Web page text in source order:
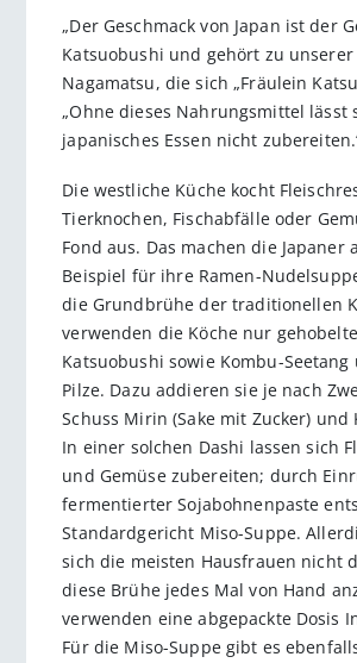
„Der Geschmack von Japan ist der
Katsuobushi und gehört zu unserer
Nagamatsu, die sich „Fräulein
„Ohne dieses Nahrungsmittel lässt
japanisches Essen nicht
Die westliche Küche kocht
Tierknochen, Fischabfälle oder
Fond aus. Das machen die Japaner
Beispiel für ihre Ramen-
die Grundbrühe der traditionellen
verwenden die Köche nur
Katsuobushi sowie Kombu-Seetang
Pilze. Dazu addieren sie je nach
Schuss Mirin (Sake mit Zucker) und
In einer solchen ­Dashi lassen sich
und Gemüse zubereiten; durch
fermentierter Sojabohnenpaste
Standardgericht Miso-Suppe.
sich die meisten Hausfrauen nicht
diese Brühe jedes Mal von Hand
verwenden eine abgepackte Dosis
Für die Miso-Suppe gibt es